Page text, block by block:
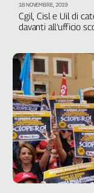
Cgil, Cisl e Uil di
davanti all’ufficio
18 NOVEMBRE, 2019